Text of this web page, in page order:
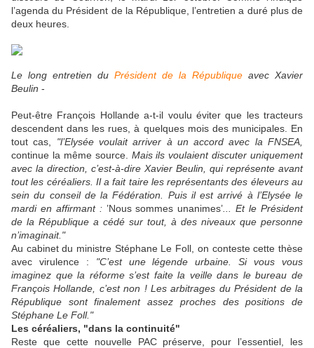
l’agenda du Président de la République, l’entretien a duré plus de
deux heures.
Le long entretien du Président de la République avec Xavier
Beulin -
Peut-être François Hollande a-t-il voulu éviter que les tracteurs
descendent dans les rues, à quelques mois des municipales. En
tout cas, "l’Elysée voulait arriver à un accord avec la FNSEA,
continue la même source. Mais ils voulaient discuter uniquement
avec la direction, c’est-à-dire Xavier Beulin, qui représente avant
tout les céréaliers. Il a fait taire les représentants des éleveurs au
sein du conseil de la Fédération. Puis il est arrivé à l’Elysée le
mardi en affirmant :’Nous sommes unanimes’ ... Et le Président
de la République a cédé sur tout, à des niveaux que personne
n’imaginait."
Au cabinet du ministre Stéphane Le Foll, on conteste cette thèse
avec virulence : "C’est une légende urbaine. Si vous vous
imaginez que la réforme s’est faite la veille dans le bureau de
François Hollande, c’est non ! Les arbitrages du Président de la
République sont finalement assez proches des positions de
Stéphane Le Foll."
Les céréaliers, "dans la continuité"
Reste que cette nouvelle PAC préserve, pour l’essentiel, les